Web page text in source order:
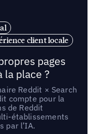
client locale
pages
la place ?
Reddit × Search
compte pour la
de Reddit
établissements
par l’IA.